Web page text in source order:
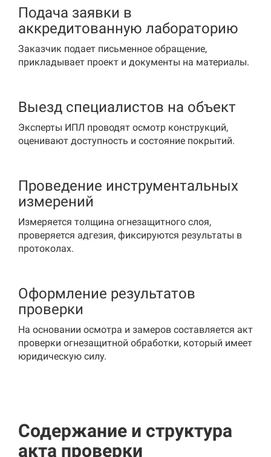
Подача заявки в
аккредитованную лабораторию
Заказчик подает письменное обращение,
прикладывает проект и документы на материалы.
Выезд специалистов на объект
Эксперты ИПЛ проводят осмотр конструкций,
оценивают доступность и состояние покрытий.
Проведение инструментальных
измерений
Измеряется толщина огнезащитного слоя,
проверяется адгезия, фиксируются результаты в
протоколах.
Оформление результатов
проверки
На основании осмотра и замеров составляется акт
проверки огнезащитной обработки, который имеет
юридическую силу.
Содержание и структура
акта проверки